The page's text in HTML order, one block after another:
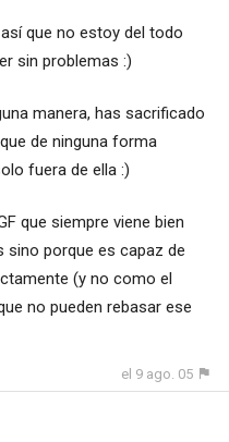
que no estoy del todo
sin problemas :)
manera, has sacrificado
de ninguna forma
fuera de ella :)
que siempre viene bien
sino porque es capaz de
(y no como el
no pueden rebasar ese
el 9 ago. 05